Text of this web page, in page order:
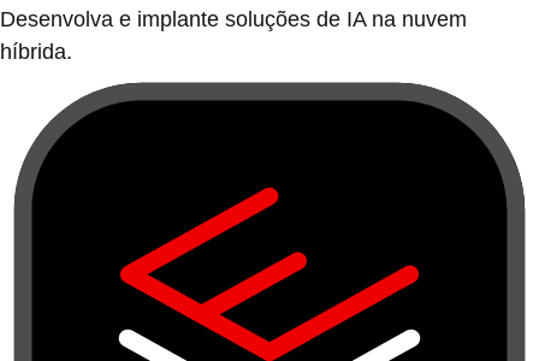
Desenvolva e implante soluções de IA na nuvem
híbrida.